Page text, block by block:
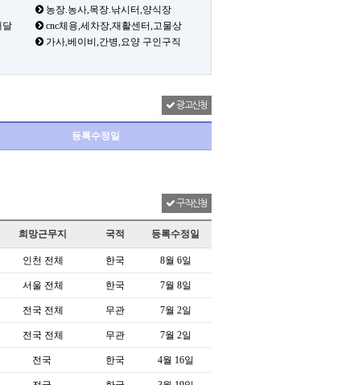
농장.농사,목장.낚시터,양식장
달
cnc체용,세차장,재활센터,고물상
가사,베이비,간병,요양 구인구직
광고신청
등록수정일
구직신청
희망근무지 국적 등록수정일
인천 전체 한국 8월 6일
서울 전체 한국 7월 8일
전국 전체 무관 7월 2일
전국 전체 무관 7월 2일
전국 한국 4월 16일